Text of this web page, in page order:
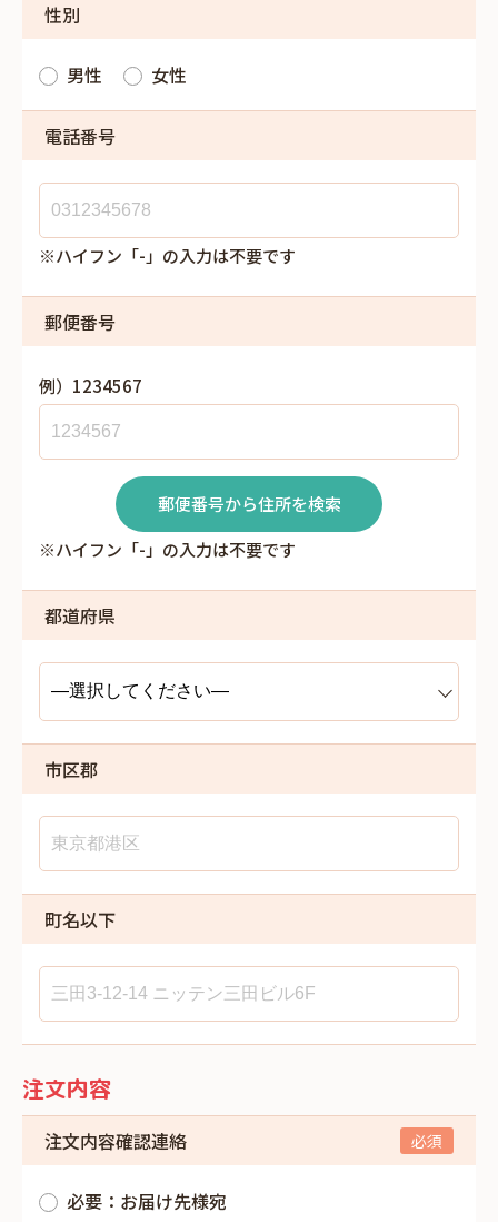
性別
男性 女性
電話番号
※ハイフン「-」の入力は不要です
郵便番号
例）1234567
郵便番号から住所を検索
※ハイフン「-」の入力は不要です
都道府県
市区郡
町名以下
注文内容
注文内容確認連絡
必要：お届け先様宛